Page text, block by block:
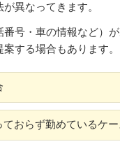
異なってきます。
号・車の情報など）
する場合もあります。
おらず勤めているケー